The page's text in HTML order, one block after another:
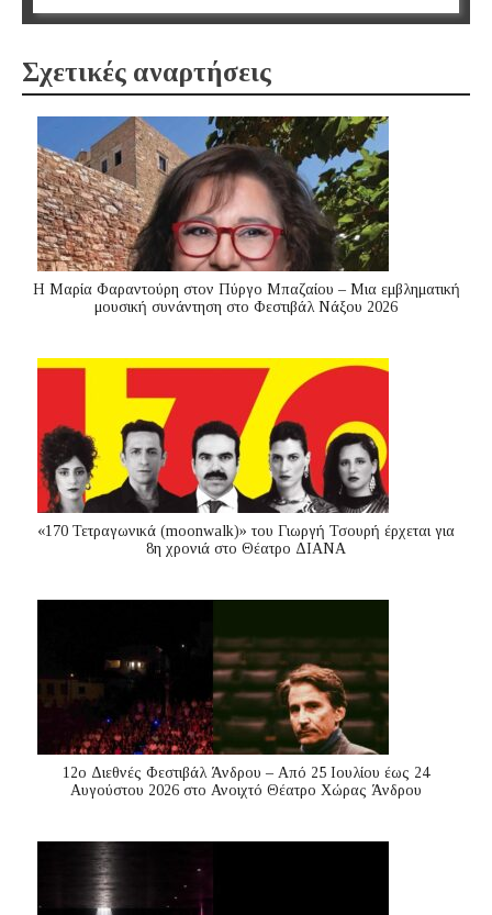
Σχετικές αναρτήσεις
Η Μαρία Φαραντούρη στον Πύργο Μπαζαίου – Μια εμβληματική
μουσική συνάντηση στο Φεστιβάλ Νάξου 2026
«170 Τετραγωνικά (moonwalk)» του Γιωργή Τσουρή έρχεται για
8η χρονιά στο Θέατρο ΔΙΑΝΑ
12ο Διεθνές Φεστιβάλ Άνδρου – Από 25 Ιουλίου έως 24
Αυγούστου 2026 στο Ανοιχτό Θέατρο Χώρας Άνδρου